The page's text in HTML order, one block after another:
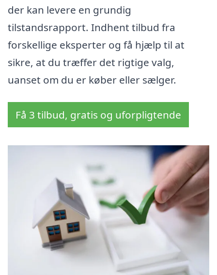
der kan levere en grundig
tilstandsrapport. Indhent tilbud fra
forskellige eksperter og få hjælp til at
sikre, at du træffer det rigtige valg,
uanset om du er køber eller sælger.
Få 3 tilbud, gratis og uforpligtende